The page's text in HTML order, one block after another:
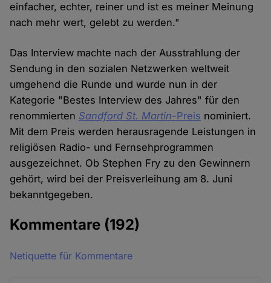
einfacher, echter, reiner und ist es meiner Meinung
nach mehr wert, gelebt zu werden."
Das Interview machte nach der Ausstrahlung der
Sendung in den sozialen Netzwerken weltweit
umgehend die Runde und wurde nun in der
Kategorie "Bestes Interview des Jahres" für den
renommierten Sandford St. Martin-Preis nominiert.
Mit dem Preis werden herausragende Leistungen in
religiösen Radio- und Fernsehprogrammen
ausgezeichnet. Ob Stephen Fry zu den Gewinnern
gehört, wird bei der Preisverleihung am 8. Juni
bekanntgegeben.
Kommentare (192)
Netiquette für Kommentare